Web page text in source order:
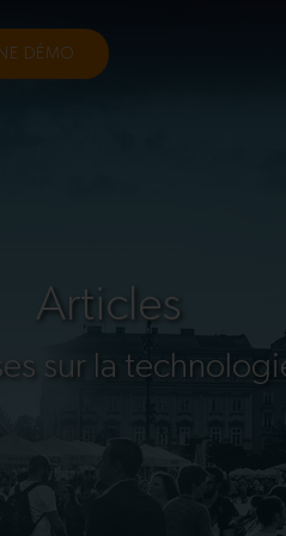
DÉMO
Articles
sur la